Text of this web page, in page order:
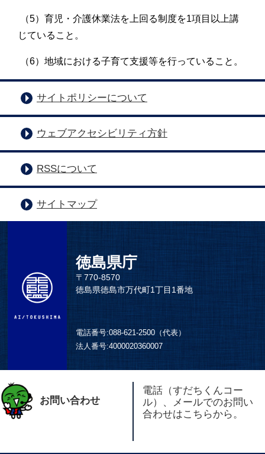
（5）育児・介護休業法を上回る制度を1項目以上講
じていること。
（6）地域における子育て支援等を行っていること。
サイトポリシーについて
ウェブアクセシビリティ方針
RSSについて
サイトマップ
徳島県庁
〒770-8570
徳島県徳島市万代町1丁目1番地
電話番号:088-621-2500（代表）
法人番号:4000020360007
お問い合わせ
電話（すだちくんコー
ル）、メールでのお問い
合わせはこちらから。